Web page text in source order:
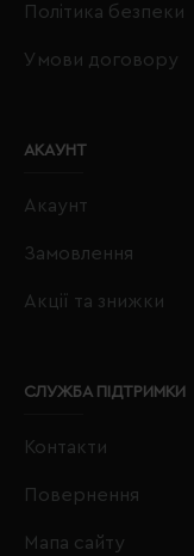
Політика безпеки
Умови договору
АКАУНТ
Акаунт
Замовлення
Акції та знижки
СЛУЖБА ПІДТРИМКИ
Контакти
Повернення
Мапа сайту